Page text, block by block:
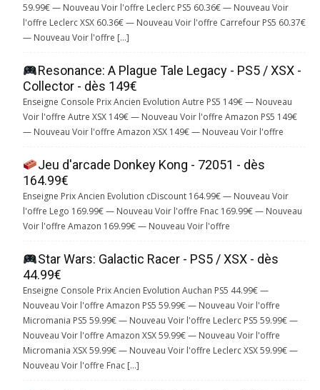
59.99€ — Nouveau Voir l'offre Leclerc PS5 60.36€ — Nouveau Voir
l'offre Leclerc XSX 60.36€ — Nouveau Voir l'offre Carrefour PS5 60.37€
— Nouveau Voir l'offre […]
Resonance: A Plague Tale Legacy - PS5 / XSX -
Collector - dès 149€
Enseigne Console Prix Ancien Evolution Autre PS5 149€ — Nouveau
Voir l'offre Autre XSX 149€ — Nouveau Voir l'offre Amazon PS5 149€
— Nouveau Voir l'offre Amazon XSX 149€ — Nouveau Voir l'offre
Jeu d'arcade Donkey Kong - 72051 - dès
164.99€
Enseigne Prix Ancien Evolution cDiscount 164.99€ — Nouveau Voir
l'offre Lego 169.99€ — Nouveau Voir l'offre Fnac 169.99€ — Nouveau
Voir l'offre Amazon 169.99€ — Nouveau Voir l'offre
Star Wars: Galactic Racer - PS5 / XSX - dès
44.99€
Enseigne Console Prix Ancien Evolution Auchan PS5 44.99€ —
Nouveau Voir l'offre Amazon PS5 59.99€ — Nouveau Voir l'offre
Micromania PS5 59.99€ — Nouveau Voir l'offre Leclerc PS5 59.99€ —
Nouveau Voir l'offre Amazon XSX 59.99€ — Nouveau Voir l'offre
Micromania XSX 59.99€ — Nouveau Voir l'offre Leclerc XSX 59.99€ —
Nouveau Voir l'offre Fnac […]